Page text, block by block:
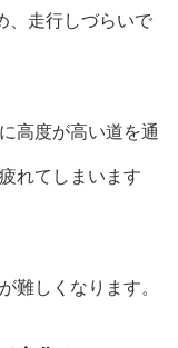
、走行しづらいで
高度が高い道を通
れてしまいます
難しくなります。